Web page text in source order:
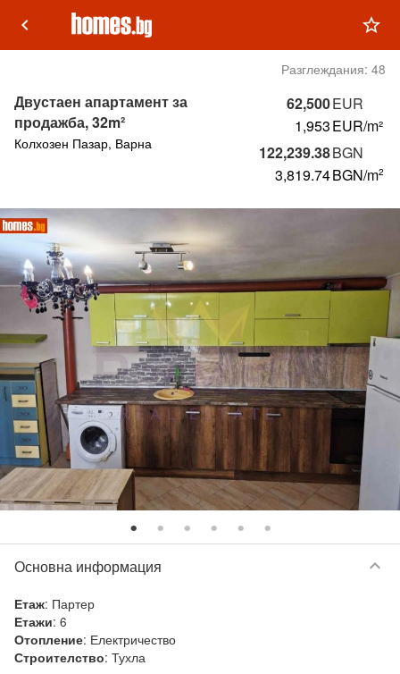
keyboard_arrow_left star_outline
Разглеждания: 48
62,500EUR
1,953EUR/m²
122,239.38BGN
3,819.74BGN/m2
Двустаен апартамент за
продажба, 32m²
Колхозен Пазар, Варна
Основна информация keyboard_arrow_down
Етаж: Партер
Етажи: 6
Отопление: Електричество
Строителство: Тухла